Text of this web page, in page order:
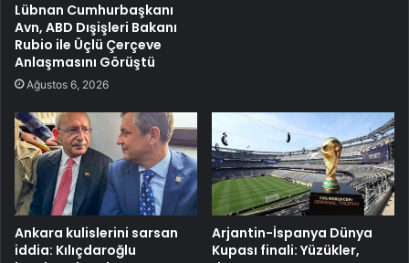
Lübnan Cumhurbaşkanı
Avn, ABD Dışişleri Bakanı
Rubio ile Üçlü Çerçeve
Anlaşmasını Görüştü
Ağustos 6, 2026
Ankara kulislerini sarsan
iddia: Kılıçdaroğlu
Arjantin-İspanya Dünya
Kupası finali: Yüzükler,